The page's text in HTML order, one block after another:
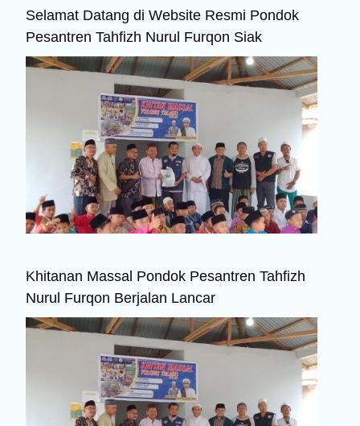
Selamat Datang di Website Resmi Pondok
Pesantren Tahfizh Nurul Furqon Siak
Khitanan Massal Pondok Pesantren Tahfizh
Nurul Furqon Berjalan Lancar